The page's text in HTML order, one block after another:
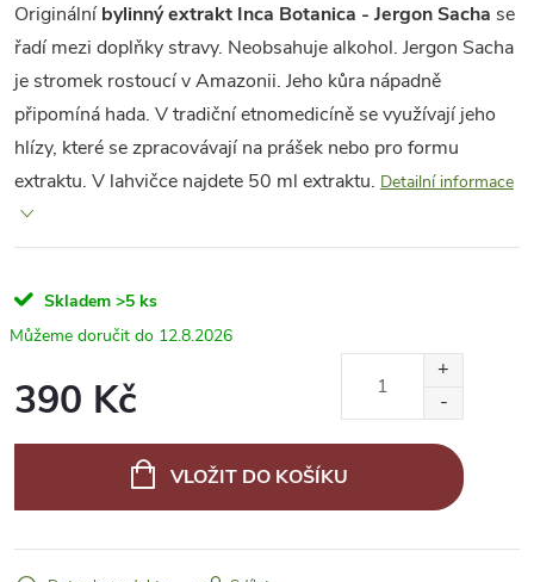
Originálníbylinný extrakt Inca Botanica - Jergon Sacha se
řadí mezi doplňky stravy. Neobsahuje alkohol. Jergon Sacha
je stromek rostoucí v Amazonii. Jeho kůra nápadně
připomíná hada. V tradiční etnomedicíně se využívají jeho
hlízy, které se zpracovávají na prášek nebo pro formu
extraktu. V lahvičce najdete 50 ml extraktu. Detailní informace
Skladem >5 ks
12.8.2026
390 Kč
VLOŽIT DO KOŠÍKU